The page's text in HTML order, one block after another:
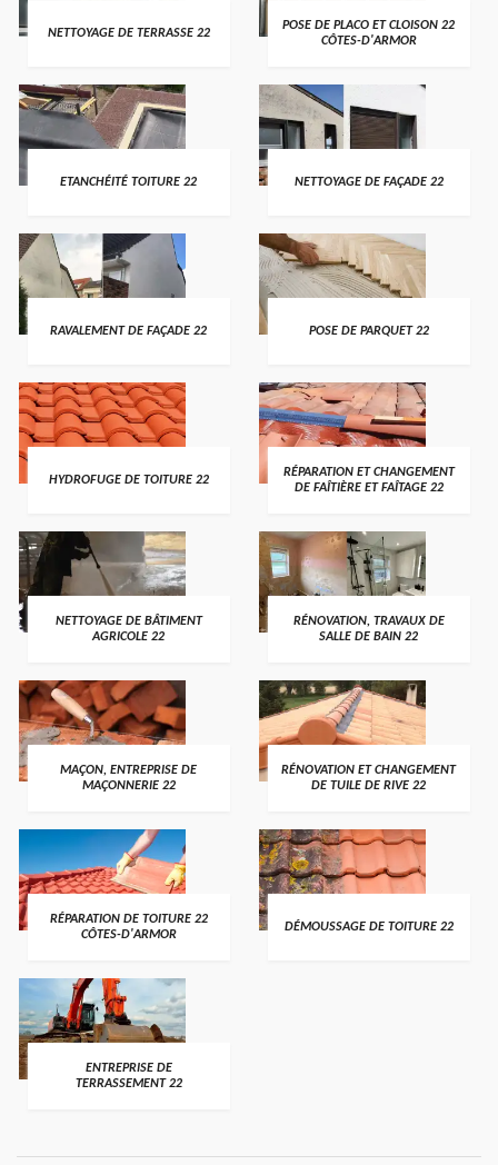
NETTOYAGE DE TERRASSE 22
POSE DE PLACO ET CLOISON 22
CÔTES-D'ARMOR
ETANCHÉITÉ TOITURE 22 NETTOYAGE DE FAÇADE 22
RAVALEMENT DE FAÇADE 22 POSE DE PARQUET 22
HYDROFUGE DE TOITURE 22
RÉPARATION ET CHANGEMENT
DE FAÎTIÈRE ET FAÎTAGE 22
NETTOYAGE DE BÂTIMENT
AGRICOLE 22
RÉNOVATION, TRAVAUX DE
SALLE DE BAIN 22
MAÇON, ENTREPRISE DE
MAÇONNERIE 22
RÉNOVATION ET CHANGEMENT
DE TUILE DE RIVE 22
RÉPARATION DE TOITURE 22
CÔTES-D'ARMOR
DÉMOUSSAGE DE TOITURE 22
ENTREPRISE DE
TERRASSEMENT 22